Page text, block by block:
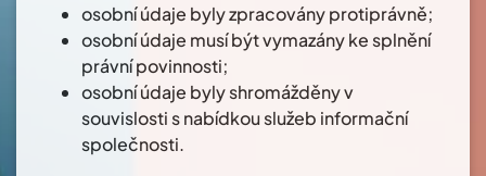
osobní údaje byly zpracovány protiprávně;
osobní údaje musí být vymazány ke splnění
právní povinnosti;
osobní údaje byly shromážděny v
souvislosti s nabídkou služeb informační
společnosti.